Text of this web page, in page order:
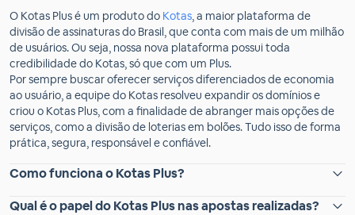
O Kotas Plus é um produto do Kotas, a maior plataforma de
divisão de assinaturas do Brasil, que conta com mais de um milhão
de usuários. Ou seja, nossa nova plataforma possui toda
credibilidade do Kotas, só que com um Plus.
Por sempre buscar oferecer serviços diferenciados de economia
ao usuário, a equipe do Kotas resolveu expandir os domínios e
criou o Kotas Plus, com a finalidade de abranger mais opções de
serviços, como a divisão de loterias em bolões. Tudo isso de forma
prática, segura, responsável e confiável.
Como funciona o Kotas Plus?
Qual é o papel do Kotas Plus nas apostas realizadas?